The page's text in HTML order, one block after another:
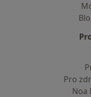
Pro
Noa